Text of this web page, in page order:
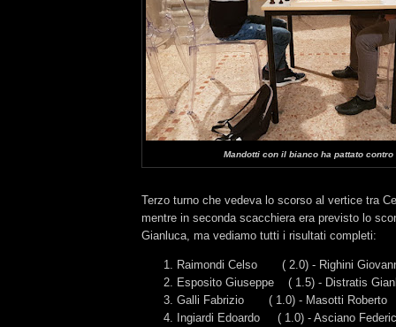
Mandotti con il bianco ha pattato contro
Terzo turno che vedeva lo scorso al vertice tra
mentre in seconda scacchiera era previsto lo
Gianluca, ma vediamo tutti i risultati completi:
Raimondi Celso ( 2.0) - Righini
Esposito Giuseppe ( 1.5) - Distratis
Galli Fabrizio ( 1.0) - Masotti
Ingiardi Edoardo ( 1.0) - Asciano